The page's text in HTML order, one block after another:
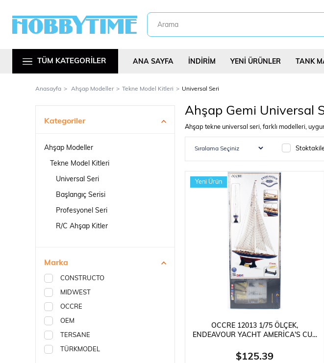
TÜM KATEGORİLER
Metal Araç Kitleri Uçurtmalar
Güneş Enerjili Kitler
Oyuncaklar
ANA SAYFA İNDİRİM YENİ ÜRÜNLER TANK
Anasayfa Ahşap Modeller Tekne Model Kitleri Universal Seri
Kategoriler
Ahşap Modeller
Tekne Model Kitleri
Universal Seri
Başlangıç Serisi
Profesyonel Seri
R/C Ahşap Kitler
Marka
CONSTRUCTO
MIDWEST
OCCRE
OEM
TERSANE
TÜRKMODEL
Ahşap Gemi Universal
Ahşap tekne universal seri, farklı modelleri,
OCCRE 12013 1/75 ÖLÇEK,
ENDEAVOUR YACHT AMERICA'S CUP
MODEL KITI
$125.39
Yeni Ürün